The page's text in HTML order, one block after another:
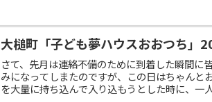
大槌町「子ども夢ハウスおおつち」
さて、先月は連絡不備のために到着した瞬間
みになってしまたのですが、この日はちゃん
を大量に持ち込んで入り込もうとした時に、一